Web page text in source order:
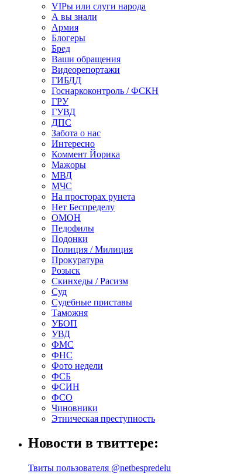
VIPы или слуги народа
А вы знали
Армия
Блогеры
Бред
Ваши обращения
Видеорепортажи
ГИБДД
Госнаркоконтроль / ФСКН
ГРУ
ГУВД
ДПС
Забота о нас
Интересно
Коммент Йорика
Мажоры
МВД
МЧС
На просторах рунета
Нет Беспределу
ОМОН
Педофилы
Подонки
Полиция / Милиция
Прокуратура
Розыск
Скинхеды / Расизм
Суд
Судебные приставы
Таможня
УБОП
УВД
ФМС
ФНС
Фото недели
ФСБ
ФСИН
ФСО
Чиновники
Этническая преступность
Новости в твиттере:
Твиты пользователя @netbespredelu